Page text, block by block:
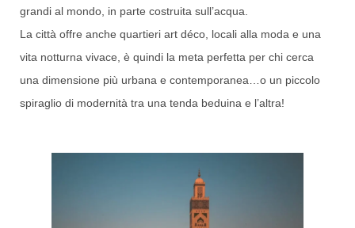
grandi al mondo, in parte costruita sull’acqua.
La città offre anche quartieri art déco, locali alla moda e una
vita notturna vivace, è quindi la meta perfetta per chi cerca
una dimensione più urbana e contemporanea…o un piccolo
spiraglio di modernità tra una tenda beduina e l’altra!